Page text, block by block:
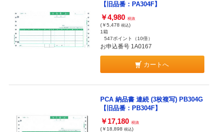
【旧品番：PA304F】
￥4,980 税抜
(￥5,478 税込)
1箱
547ポイント
（10倍）
お申込番号 1A0167
カートへ
PCA 納品書 連続 (3枚複写) PB304G
【旧品番：PB304F】
￥17,180 税抜
(￥18,898 税込)